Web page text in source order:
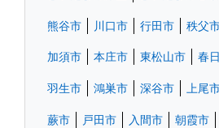
熊谷市 川口市 行田市 秩父
加須市 本庄市 東松山市 春
羽生市 鴻巣市 深谷市 上尾
蕨市 戸田市 入間市 朝霞市